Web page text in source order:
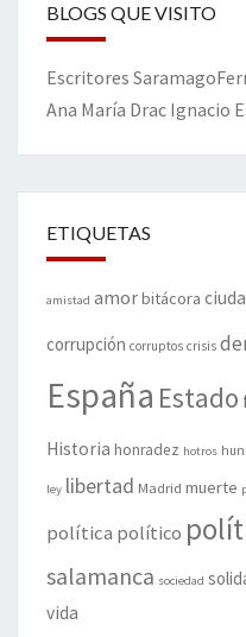
BLOGS QUE VISITO
Escritores Saramago
Ana María Drac Ignacio
ETIQUETAS
amistad amorbitácora
corrupción corruptos crisis
España Estado
Historia honradez hotros
ley libertad Madrid muerte
política político
salamanca sociedad
vida